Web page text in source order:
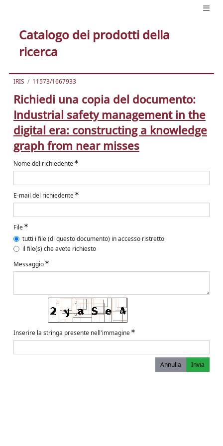
Catalogo dei prodotti della
ricerca
IRIS 11573/1667933
Richiedi una copia del documento:
Industrial safety management in the
digital era: constructing a knowledge
graph from near misses
Nome del richiedente
E-mail del richiedente
File
tutti i file (di questo documento) in accesso ristretto
il file(s) che avete richiesto
Messaggio
Inserire la stringa presente nell'immagine
Annulla Invia